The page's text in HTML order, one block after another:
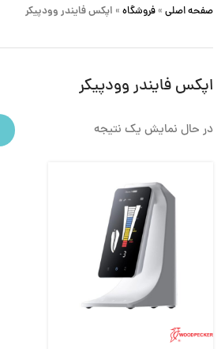
صفحه اصلی » فروشگاه » اپکس فایندر وودپیکر
اپکس فایندر وودپیکر
در حال نمایش یک نتیجه